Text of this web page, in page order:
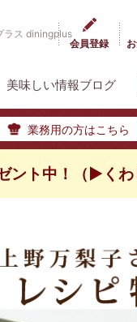
ラス diningplus
会員登録
美味しい情報ブログ
業務用の方はこちら
ント中！（▶くわ